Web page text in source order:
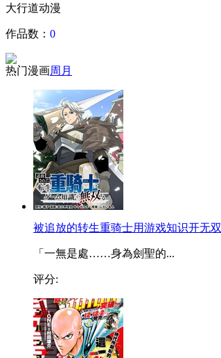
大行道动漫
作品数： 0
热门漫画周 月
被追放的转生重骑士用游戏知识开无双
「一無是處……身為劍聖的...
评分: